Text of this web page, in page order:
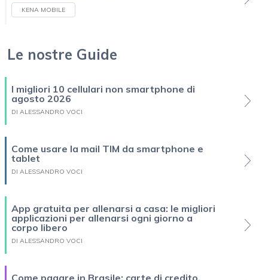
KENA MOBILE
Le nostre Guide
I migliori 10 cellulari non smartphone di
agosto 2026
DI ALESSANDRO VOCI
Come usare la mail TIM da smartphone e
tablet
DI ALESSANDRO VOCI
App gratuita per allenarsi a casa: le migliori
applicazioni per allenarsi ogni giorno a
corpo libero
DI ALESSANDRO VOCI